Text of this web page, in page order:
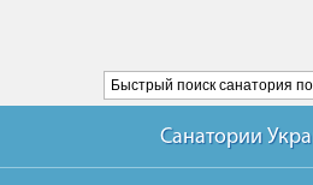
Санатории